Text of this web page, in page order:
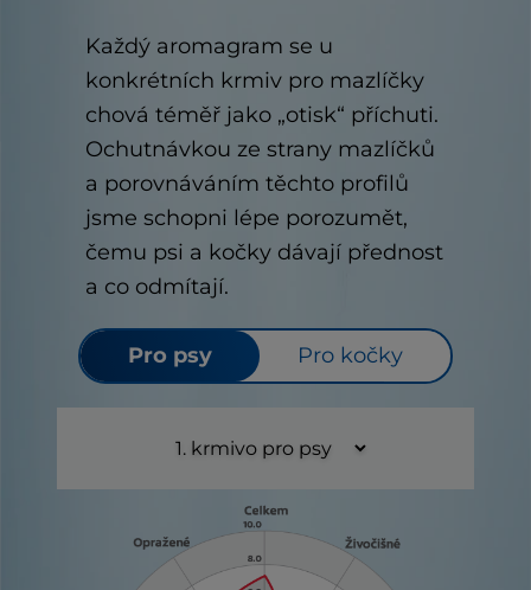
Každý aromagram se u
konkrétních krmiv pro mazlíčky
chová téměř jako „otisk“ příchuti.
Ochutnávkou ze strany mazlíčků
a porovnáváním těchto profilů
jsme schopni lépe porozumět,
čemu psi a kočky dávají přednost
a co odmítají.
Pro psy Pro kočky